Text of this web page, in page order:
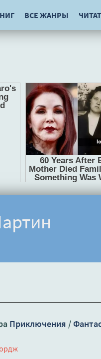
ВСЕ ЖАНРЫ
Приключения /